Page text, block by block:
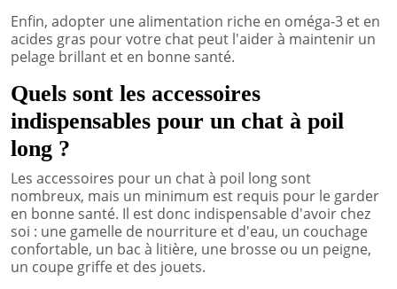
Enfin, adopter une alimentation riche en oméga-3 et en
acides gras pour votre chat peut l'aider à maintenir un
pelage brillant et en bonne santé.
Quels sont les accessoires
indispensables pour un chat à poil
long ?
Les accessoires pour un chat à poil long sont
nombreux, mais un minimum est requis pour le garder
en bonne santé. Il est donc indispensable d'avoir chez
soi : une gamelle de nourriture et d'eau, un couchage
confortable, un bac à litière, une brosse ou un peigne,
un coupe griffe et des jouets.